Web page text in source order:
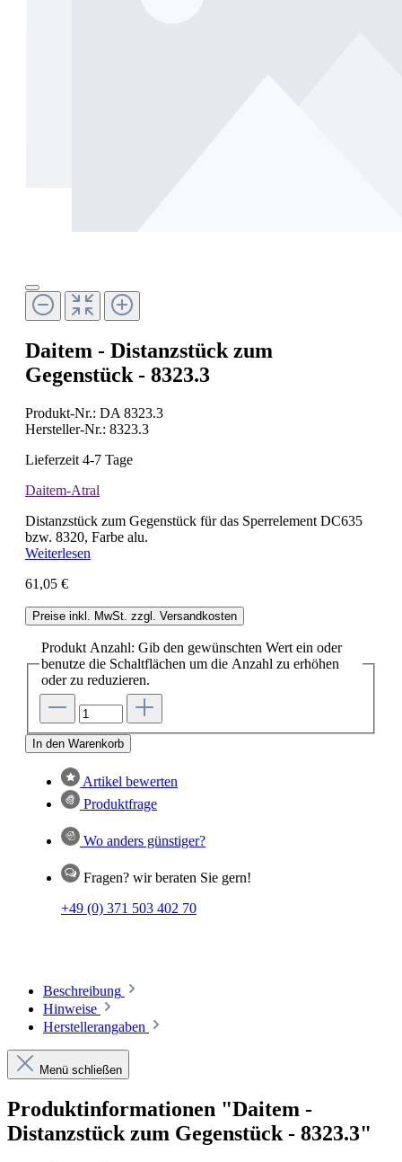
Daitem - Distanzstück zum
Gegenstück - 8323.3
Produkt-Nr.: DA 8323.3
Hersteller-Nr.: 8323.3
Lieferzeit 4-7 Tage
Daitem-Atral
Distanzstück zum Gegenstück für das Sperrelement DC635
bzw. 8320, Farbe alu.
Weiterlesen
61,05 €
Preise inkl. MwSt. zzgl. Versandkosten
Produkt Anzahl: Gib den gewünschten Wert ein oder
benutze die Schaltflächen um die Anzahl zu erhöhen
oder zu reduzieren.
In den Warenkorb
Artikel bewerten
Produktfrage
Wo anders günstiger?
Fragen? wir beraten Sie gern!
+49 (0) 371 503 402 70
Beschreibung
Hinweise
Herstellerangaben
Menü schließen
Produktinformationen "Daitem -
Distanzstück zum Gegenstück - 8323.3"